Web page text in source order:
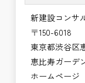
新建設コンサ
〒150-6018
東京都渋谷区
恵比寿ガーデ
ホームページ